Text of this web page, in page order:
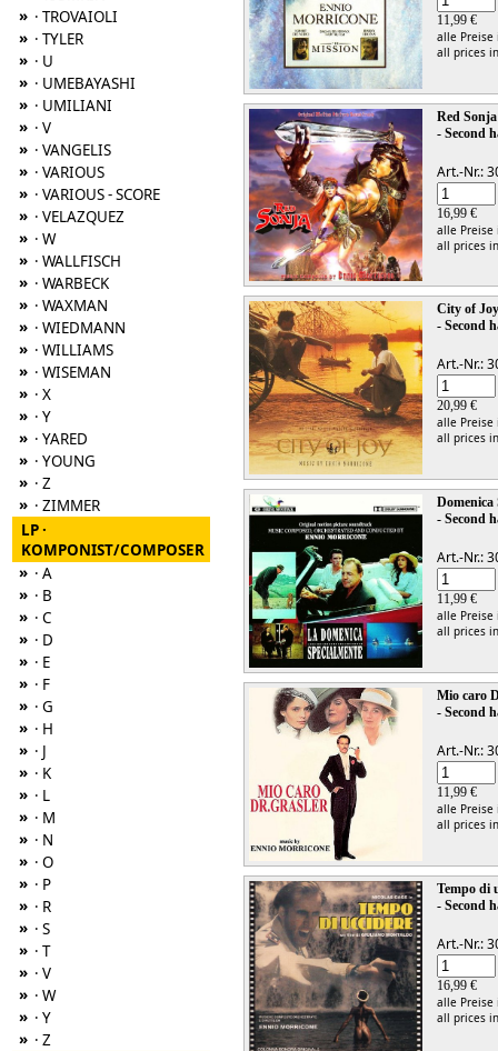
» · TROVAIOLI
» · TYLER
» · U
» · UMEBAYASHI
» · UMILIANI
» · V
» · VANGELIS
» · VARIOUS
» · VARIOUS - SCORE
» · VELAZQUEZ
» · W
» · WALLFISCH
» · WARBECK
» · WAXMAN
» · WIEDMANN
» · WILLIAMS
» · WISEMAN
» · X
» · Y
» · YARED
» · YOUNG
» · Z
» · ZIMMER
LP ·
KOMPONIST/COMPOSER
» · A
» · B
» · C
» · D
» · E
» · F
» · G
» · H
» · J
» · K
» · L
» · M
» · N
» · O
» · P
» · R
» · S
» · T
» · V
» · W
» · Y
» · Z
11,99 €
alle
all prices
Red
- Second
Art.-Nr.:
16,99 €
alle
all prices
City of
- Second
Art.-Nr.:
20,99 €
alle
all prices
- Second
Art.-Nr.:
11,99 €
alle
all prices
Mio caro
- Second
Art.-Nr.:
11,99 €
alle
all prices
Tempo di
- Second
Art.-Nr.:
16,99 €
alle
all prices